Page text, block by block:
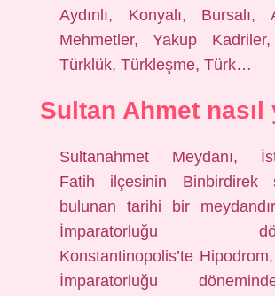
Aydınlı, Konyalı, Bursalı,
Mehmetler, Yakup
Türklük, Türkleşme, Türk…
Sultan Ahmet nasıl
Sultanahmet Meydanı,
Fatih ilçesinin Binbirdirek
bulunan tarihi bir
İmparatorluğu
Konstantinopolis’te
İmparatorluğu